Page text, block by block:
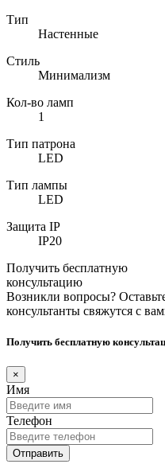
Тип
Настенные
Стиль
Минимализм
Кол-во ламп
1
Тип патрона
LED
Тип лампы
LED
Защита IP
IP20
Получить бесплатную
консультацию
Возникли вопросы?
консультанты свяжутся с
Получить бесплатную
×
Имя
Телефон
Отправить